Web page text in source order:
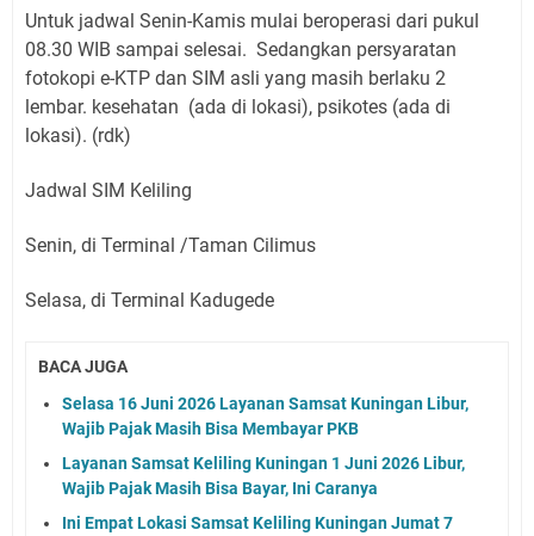
Untuk jadwal Senin-Kamis mulai beroperasi dari pukul
08.30 WIB sampai selesai. Sedangkan persyaratan
fotokopi e-KTP dan SIM asli yang masih berlaku 2
lembar. kesehatan (ada di lokasi), psikotes (ada di
lokasi). (rdk)
Jadwal SIM Keliling
Senin, di Terminal /Taman Cilimus
Selasa, di Terminal Kadugede
BACA JUGA
Selasa 16 Juni 2026 Layanan Samsat Kuningan Libur,
Wajib Pajak Masih Bisa Membayar PKB
Layanan Samsat Keliling Kuningan 1 Juni 2026 Libur,
Wajib Pajak Masih Bisa Bayar, Ini Caranya
Ini Empat Lokasi Samsat Keliling Kuningan Jumat 7